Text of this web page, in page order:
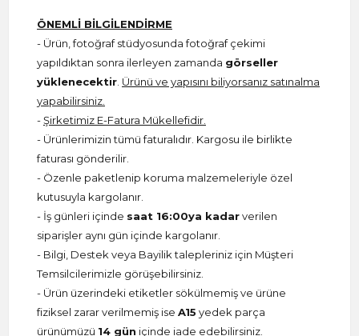
ÖNEMLİ BİLGİLENDİRME
- Ürün, fotoğraf stüdyosunda fotoğraf çekimi
yapıldıktan sonra ilerleyen zamanda görseller
yüklenecektir Ürünü ve yapısını biliyorsanız satınalma
yapabilirsiniz.
-Şirketimiz E-Fatura Mükellefidir.
- Ürünlerimizin tümü faturalıdır. Kargosu ile birlikte
faturası gönderilir.
- Özenle paketlenip koruma malzemeleriyle özel
kutusuyla kargolanır.
- İş günleri içinde saat 16:00ya kadarverilen
siparişler aynı gün içinde kargolanır.
- Bilgi, Destek veya Bayilik talepleriniz için Müşteri
Temsilcilerimizle görüşebilirsiniz.
- Ürün üzerindeki etiketler sökülmemiş ve ürüne
fiziksel zarar verilmemiş ise A15 yedek parça
ürünümüzü 14 gün içinde iade edebilirsiniz.